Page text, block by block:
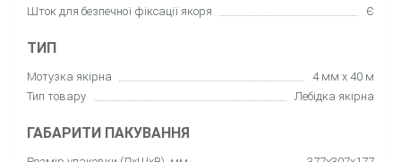
Шток для безпечної фіксації якоря
Є
ТИП
Мотузка якірна
4 мм x 40 м
Тип товару
Лебідка якірна
ГАБАРИТИ ПАКУВАННЯ